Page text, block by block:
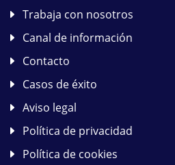
Trabaja con nosotros
Canal de información
Contacto
Casos de éxito
Aviso legal
Política de privacidad
Política de cookies